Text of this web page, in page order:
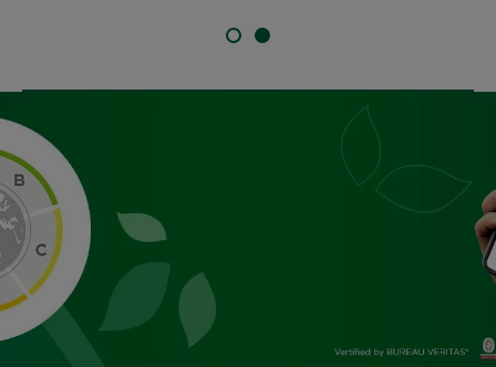
SLIDE 1SLIDE 2